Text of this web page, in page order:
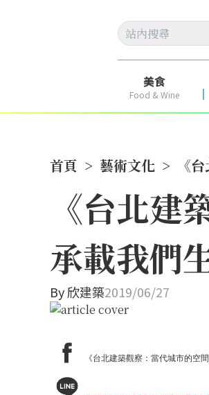
美食
Food & Wine
首頁 > 藝術文化 > 《
《台北
承載我們
By欣建築2019/06/27
《台北建築觀察：當代城市的空